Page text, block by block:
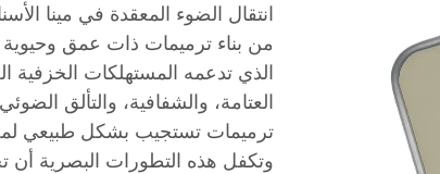
انتقال الضوء المعقدة في مينا
من بناء ترميمات ذات عمق وحيوية
الذي تدعمه المستهلكات الخزفية
العتامة، والشفافية، والتألق
ترميمات تستجيب بشكل طبيعي
وتكفل هذه التطورات البصرية أن